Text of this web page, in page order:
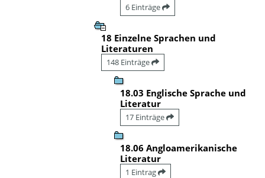
6 Einträge
18 Einzelne Sprachen und
Literaturen
148 Einträge
18.03 Englische Sprache und
Literatur
17 Einträge
18.06 Angloamerikanische
Literatur
1 Eintrag